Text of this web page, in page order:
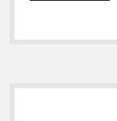
Sidebar